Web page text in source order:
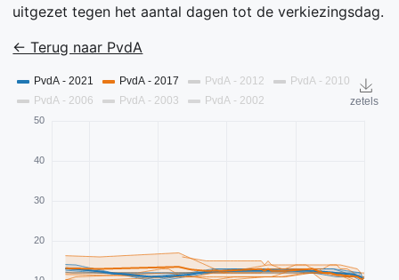
uitgezet tegen het aantal dagen tot de verkiezingsdag.
← Terug naar PvdA